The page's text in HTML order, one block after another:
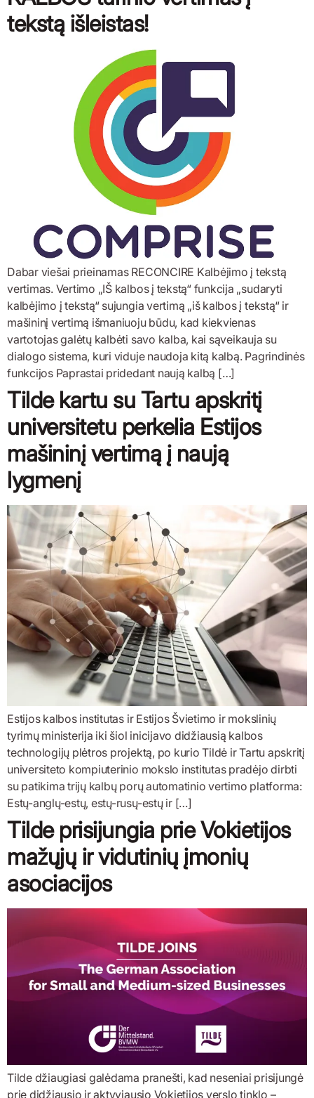
tekstą išleistas!
Dabar viešai prieinamas RECONCIRE Kalbėjimo į tekstą
vertimas. Vertimo „IŠ kalbos į tekstą“ funkcija „sudaryti
kalbėjimo į tekstą“ sujungia vertimą „iš kalbos į tekstą“ ir
mašininį vertimą išmaniuoju būdu, kad kiekvienas
vartotojas galėtų kalbėti savo kalba, kai sąveikauja su
dialogo sistema, kuri viduje naudoja kitą kalbą. Pagrindinės
funkcijos Paprastai pridedant naują kalbą […]
Tilde kartu su Tartu apskritį
universitetu perkelia Estijos
mašininį vertimą į naują
lygmenį
Estijos kalbos institutas ir Estijos Švietimo ir mokslinių
tyrimų ministerija iki šiol inicijavo didžiausią kalbos
technologijų plėtros projektą, po kurio Tildė ir Tartu apskritį
universiteto kompiuterinio mokslo institutas pradėjo dirbti
su patikima trijų kalbų porų automatinio vertimo platforma:
Estų-anglų-estų, estų-rusų-estų ir […]
Tilde prisijungia prie Vokietijos
mažųjų ir vidutinių įmonių
asociacijos
Tilde džiaugiasi galėdama pranešti, kad neseniai prisijungė
prie didžiausio ir aktyviausio Vokietijos verslo tinklo –